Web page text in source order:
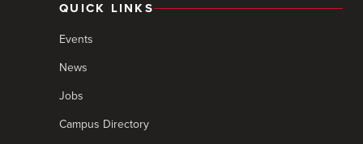
QUICK LINKS
Events
News
Jobs
Campus Directory